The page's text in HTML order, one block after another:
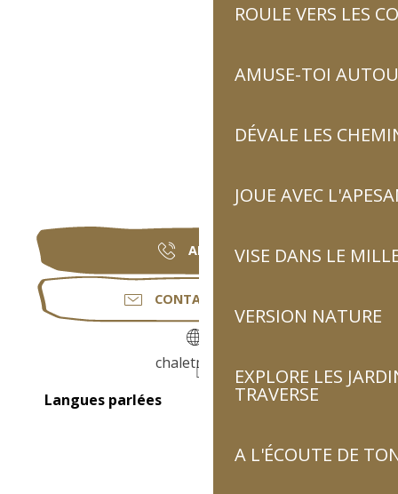
ROULE VERS LES
AMUSE-TOI
DÉVALE LES
JOUE AVEC
VISE DANS LE
VERSION NATURE
EXPLORE LES
TRAVERSE
A L'ÉCOUTE DE
APPELER
CONTACTEZ-NOUS
chaletmina.fr
Langues parlées
Langues parlées